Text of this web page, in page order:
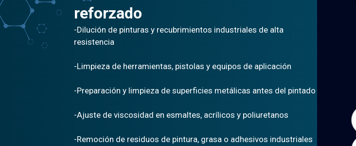
reforzado
-Dilución de pinturas y recubrimientos industriales de alta
resistencia
-Limpieza de herramientas, pistolas y equipos de aplicación
-Preparación y limpieza de superficies metálicas antes del pintado
-Ajuste de viscosidad en esmaltes, acrílicos y poliuretanos
-Remoción de residuos de pintura, grasa o adhesivos industriales